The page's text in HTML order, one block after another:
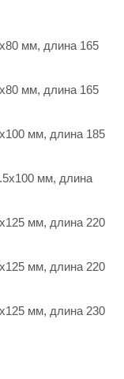
мм, длина 165
мм, длина 165
мм, длина 185
мм, длина
мм, длина 220
мм, длина 220
мм, длина 230